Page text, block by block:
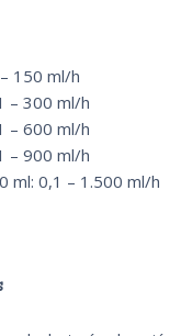
150 ml/h
– 300 ml/h
– 600 ml/h
– 900 ml/h
ml: 0,1 – 1.500 ml/h